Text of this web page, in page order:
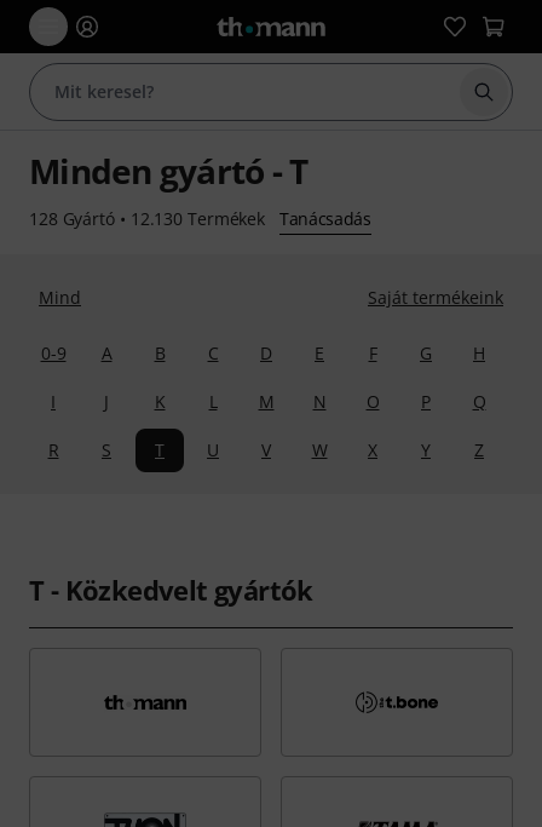
Minden gyártó - T
128 Gyártó • 12.130 Termékek Tanácsadás
Saját termékeink
Mind
0-9 A B C D E F G H
I J K L M N O P Q
R S T U V W X Y Z
T - Közkedvelt gyártók